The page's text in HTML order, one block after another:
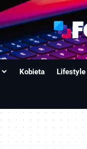
Kobieta Lifestyle